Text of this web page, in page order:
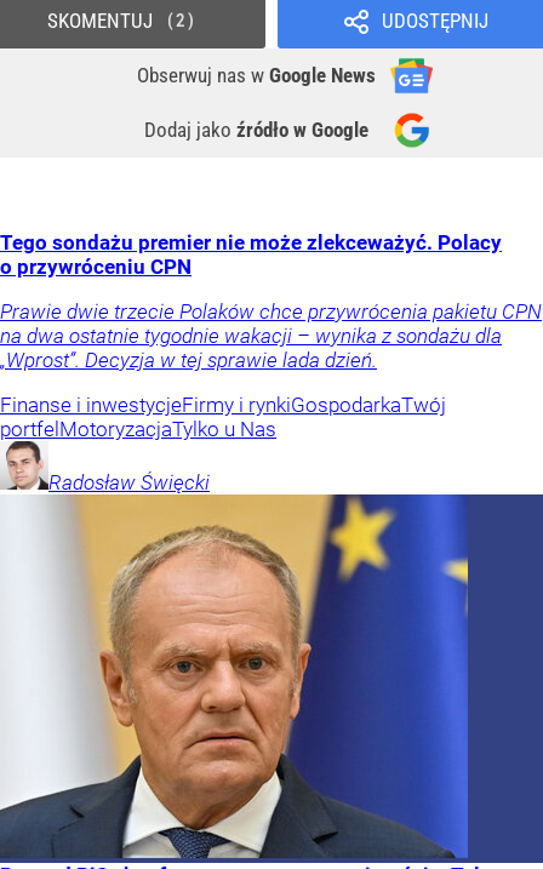
UDOSTĘPNIJ
Obserwuj nas w Google News
Dodaj jako źródło w Google
SKOMENTUJ 2
Tego sondażu premier nie może zlekceważyć. Polacy
o przywróceniu CPN
Prawie dwie trzecie Polaków chce przywrócenia pakietu CPN
na dwa ostatnie tygodnie wakacji – wynika z sondażu dla
„Wprost”. Decyzja w tej sprawie lada dzień.
Finanse i inwestycjeFirmy i rynkiGospodarkaTwój
portfelMotoryzacjaTylko u Nas
Radosław Święcki